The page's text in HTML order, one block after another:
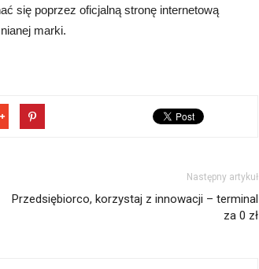
się poprzez oficjalną stronę internetową
marki.
Następny artykuł
Przedsiębiorco, korzystaj z innowacji – terminal
za 0 zł